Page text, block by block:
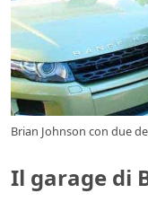
Brian Johnson con due
Il garage di